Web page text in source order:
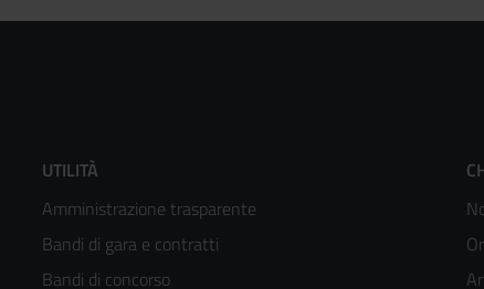
Footer
menù
UTILITÀ
Amministrazione trasparente
Bandi di gara e contratti
Bandi di concorso